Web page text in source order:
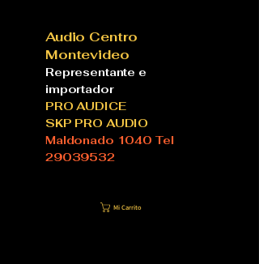
Audio Centro
Montevideo
Representante e
importador
PRO AUDICE
SKP PRO AUDIO
Maldonado 1040 Tel
29039532
Mi Carrito